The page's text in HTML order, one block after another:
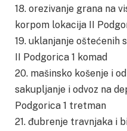
18. orezivanje grana na
korpom lokacija II
19. uklanjanje oštećenih
II Podgorica 1 komad
20. mašinsko košenje i
sakupljanje i odvoz na
Podgorica 1 tretman
21. đubrenje travnjaka i